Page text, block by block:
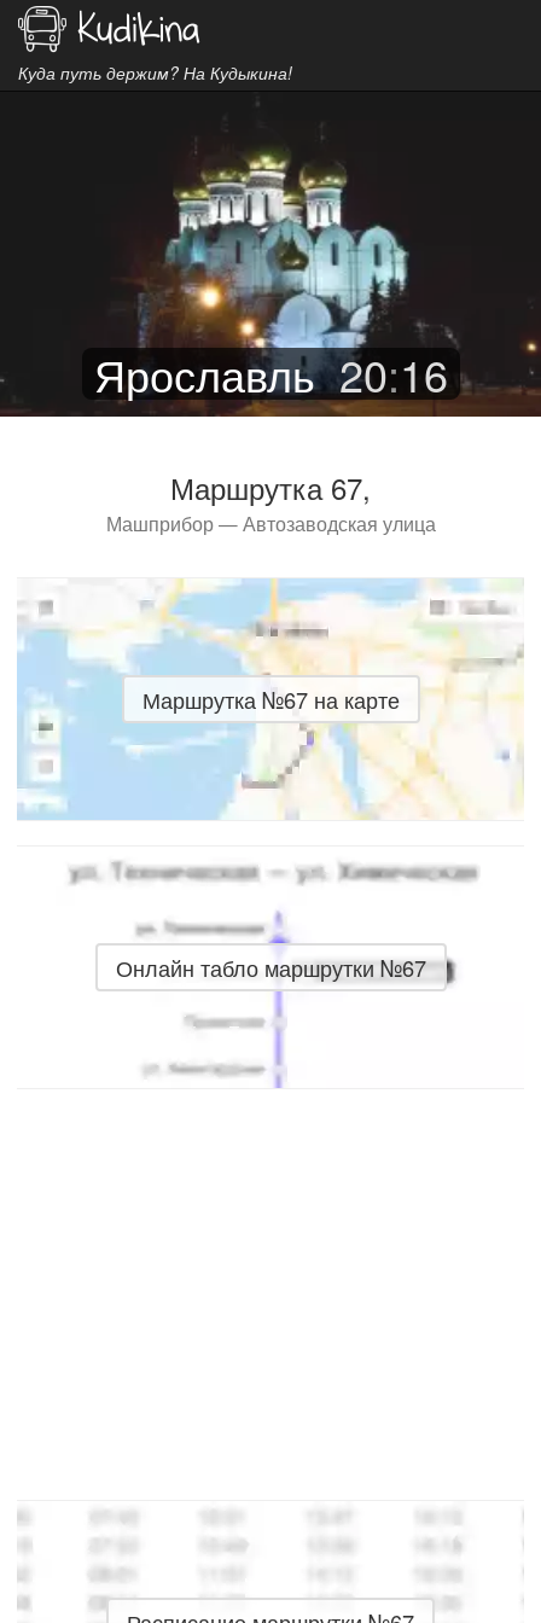
Куда путь держим? На Кудыкина!
Ярославль 20:16
Маршрутка 67,
Машприбор — Автозаводская улица
Маршрутка №67 на карте
Онлайн табло маршрутки №67